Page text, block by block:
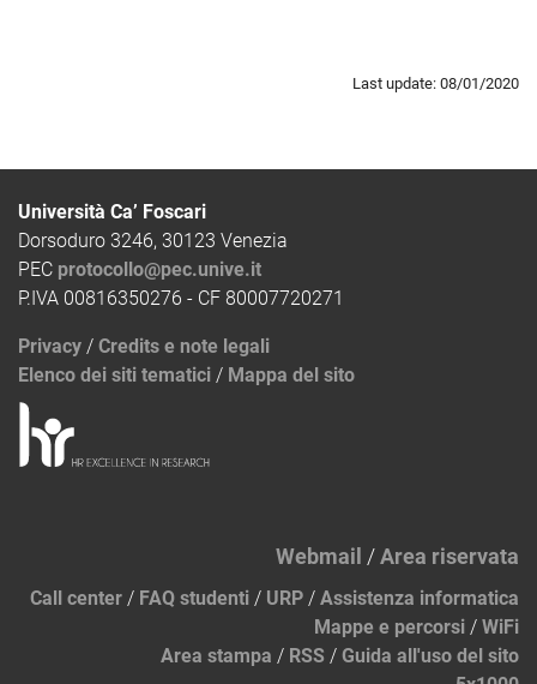
Last update: 08/01/2020
Università Ca’ Foscari
Dorsoduro 3246, 30123 Venezia
PEC protocollo@pec.unive.it
P.IVA 00816350276 - CF 80007720271
Privacy / Credits e note legali
Elenco dei siti tematici / Mappa del sito
Webmail /Area riservata
Call center / FAQ studenti / URP / Assistenza informatica
Mappe e percorsi / WiFi
Area stampa / RSS / Guida all'uso del sito